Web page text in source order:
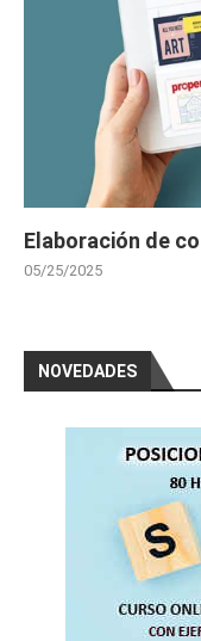
Elaboración de
05/25/2025
NOVEDADES